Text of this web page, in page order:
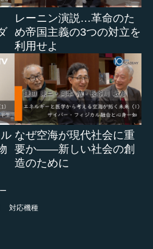
レーニン演説…革命のた
め帝国主義の3つの対立を
利用せよ
なぜ空海が現代社会に重
要か――新しい社会の創
造のために
対応機種